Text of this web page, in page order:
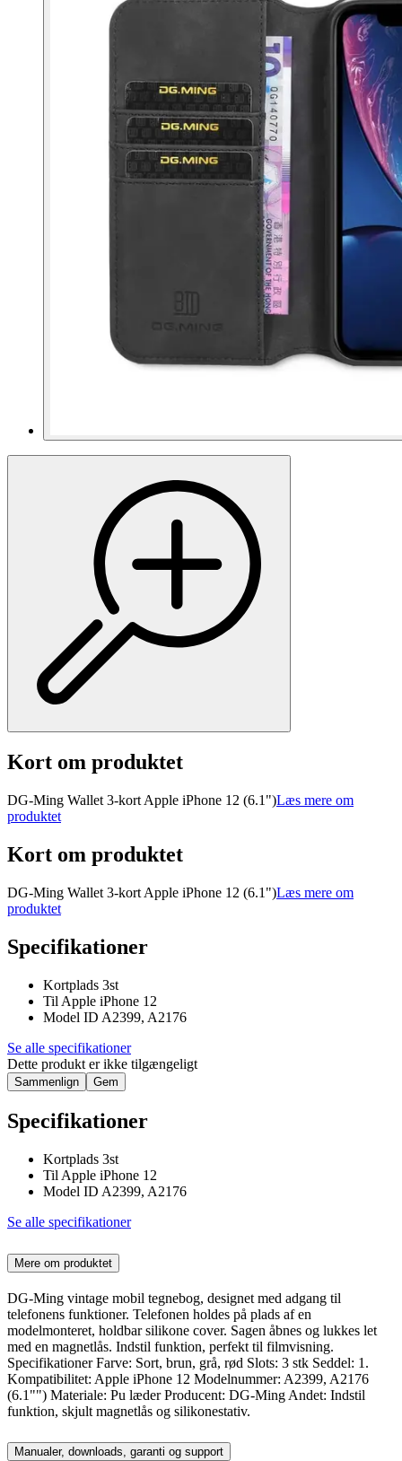
Kort om produktet
DG-Ming Wallet 3-kort Apple iPhone 12 (6.1")Læs mere om
produktet
Kort om produktet
DG-Ming Wallet 3-kort Apple iPhone 12 (6.1")Læs mere om
produktet
Specifikationer
Kortplads 3st
Til Apple iPhone 12
Model ID A2399, A2176
Se alle specifikationer
Dette produkt er ikke tilgængeligt
Sammenlign Gem
Specifikationer
Kortplads 3st
Til Apple iPhone 12
Model ID A2399, A2176
Se alle specifikationer
Mere om produktet
DG-Ming vintage mobil tegnebog, designet med adgang til
telefonens funktioner. Telefonen holdes på plads af en
modelmonteret, holdbar silikone cover. Sagen åbnes og lukkes let
med en magnetlås. Indstil funktion, perfekt til filmvisning.
Specifikationer Farve: Sort, brun, grå, rød Slots: 3 stk Seddel: 1.
Kompatibilitet: Apple iPhone 12 Modelnummer: A2399, A2176
(6.1"") Materiale: Pu læder Producent: DG-Ming Andet: Indstil
funktion, skjult magnetlås og silikonestativ.
Manualer, downloads, garanti og support